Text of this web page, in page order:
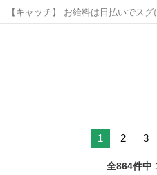
【キャッチ】 お給料は日払いでス
OK！「データ入力」高時給1200円
1 2 3
全864件中